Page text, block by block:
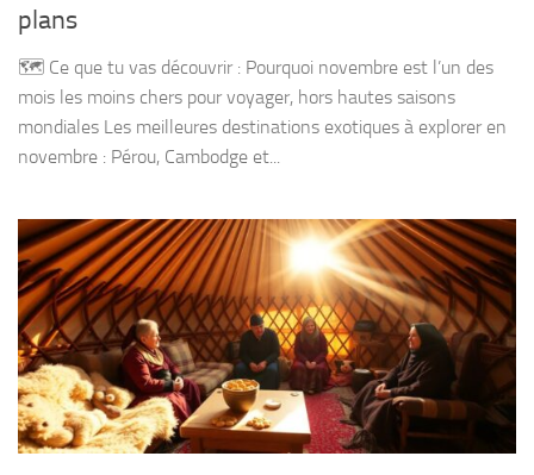
plans
🗺️ Ce que tu vas découvrir : Pourquoi novembre est l’un des
mois les moins chers pour voyager, hors hautes saisons
mondiales Les meilleures destinations exotiques à explorer en
novembre : Pérou, Cambodge et...